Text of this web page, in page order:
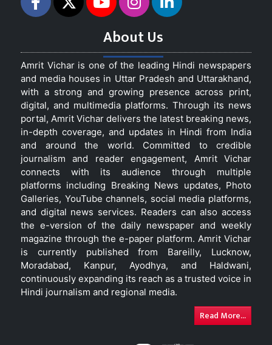
About Us
Amrit Vichar is one of the leading Hindi newspapers
and media houses in Uttar Pradesh and Uttarakhand,
with a strong and growing presence across print,
digital, and multimedia platforms. Through its news
portal, Amrit Vichar delivers the latest breaking news,
in-depth coverage, and updates in Hindi from India
and around the world. Committed to credible
journalism and reader engagement, Amrit Vichar
connects with its audience through multiple
platforms including Breaking News updates, Photo
Galleries, YouTube channels, social media platforms,
and digital news services. Readers can also access
the e-version of the daily newspaper and weekly
magazine through the e-paper platform. Amrit Vichar
is currently published from Bareilly, Lucknow,
Moradabad, Kanpur, Ayodhya, and Haldwani,
continuously expanding its reach as a trusted voice in
Hindi journalism and regional media.
Read More...